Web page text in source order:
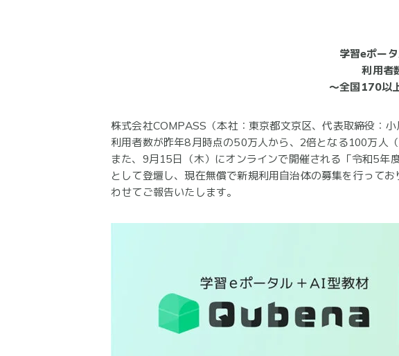
学習eポー
利用者
〜全国170以
株式会社COMPASS（本社：東京都文京区、代表取締役：
利用者数が昨年8月時点の50万人から、2倍となる100万人
また、9月15日（木）にオンラインで開催される「令和5年
として登壇し、現在無償で新規利用自治体の募集を行って
わせてご報告いたします。